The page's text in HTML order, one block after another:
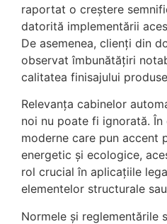
raportat o creștere
datorită implementării
De asemenea, clienți din
observat îmbunătățiri
calitatea finisajului
Relevanța cabinelor
noi nu poate fi ignorată.
moderne care pun accent
energetic și ecologice,
rol crucial în aplicațiile
elementelor structurale
Normele și reglementările